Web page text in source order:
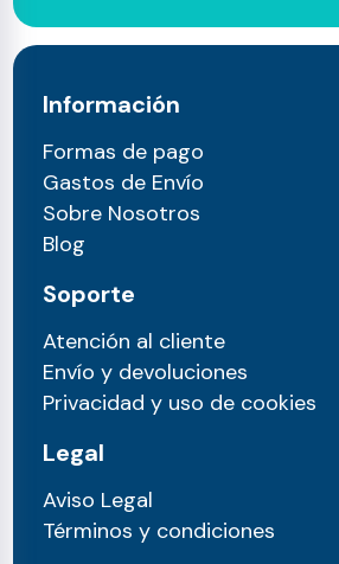
Información
Formas de pago
Gastos de Envío
Sobre Nosotros
Blog
Soporte
Atención al cliente
Envío y devoluciones
Privacidad y uso de cookies
Legal
Aviso Legal
Términos y condiciones